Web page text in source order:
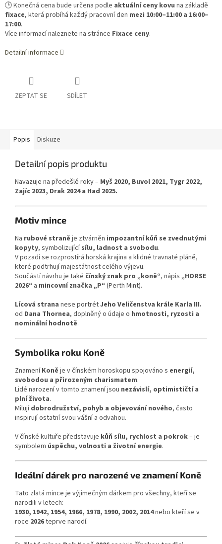
🕒 Konečná cena bude určena podle aktuální ceny kovu na základě
fixace, která probíhá každý pracovní den mezi 10:00–11:00 a 16:00–
17:00.
Více informací naleznete na stránce Fixace ceny.
Detailní informace
ZEPTAT SE SDÍLET
Popis Diskuze
Detailní popis produktu
Navazuje na předešlé roky – Myš 2020, Buvol 2021, Tygr 2022,
Zajíc 2023, Drak 2024 a Had 2025.
Motiv mince
Na rubové straně je ztvárněn impozantní kůň se zvednutými
kopyty, symbolizujícísílu, ladnost a svobodu.
V pozadí se rozprostírá horská krajina a klidné travnaté pláně,
které podtrhují majestátnost celého výjevu.
Součástí návrhu je také čínský znak pro „koně“, nápis „HORSE
2026“ a mincovní značka „P“ (Perth Mint).
Lícová strana nese portrétJeho Veličenstva krále Karla III.
od Dana Thornea, doplněný o údaje o hmotnosti, ryzosti a
nominální hodnotě.
Symbolika roku Koně
ZnameníKoně je v čínském horoskopu spojováno s energií,
svobodou a přirozeným charismatem.
Lidé narození v tomto znamení jsou nezávislí, optimističtí a
plní života.
Milujídobrodružství, pohyb a objevování nového, často
inspirují ostatní svou vášní a odvahou.
V čínské kultuře představuje kůň sílu, rychlost a pokrok– je
symbolem úspěchu, volnosti a životní energie.
Ideální dárek pro narozené ve znamení Koně
Tato zlatá mince je výjimečným dárkem pro všechny, kteří se
narodili v letech:
1930, 1942, 1954, 1966, 1978, 1990, 2002, 2014nebo kteří se v
roce 2026teprve narodí.